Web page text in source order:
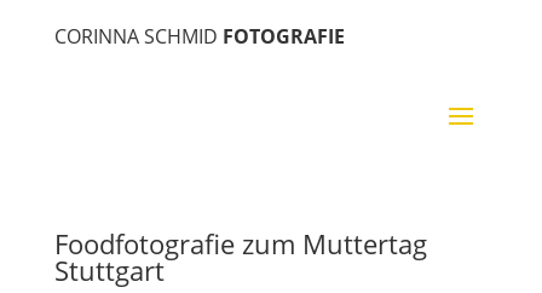
CORINNA SCHMID FOTOGRAFIE
Foodfotografie zum Muttertag
Stuttgart